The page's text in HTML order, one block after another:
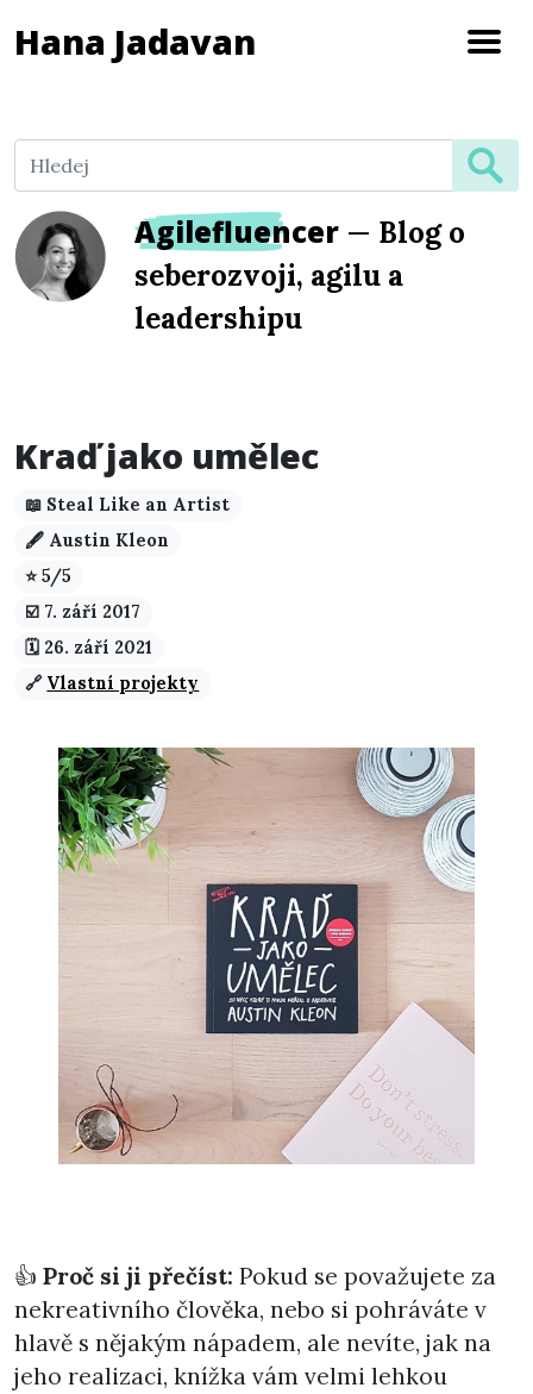
Hana Jadavan
Agilefluencer — Blog o
seberozvoji, agilu a
leadershipu
Kraď jako umělec
📖 Steal Like an Artist
🖋️ Austin Kleon
⭐ 5/5
☑️️ 7. září 2017
🗓️ 26. září 2021
🔗 Vlastní projekty
👍 Proč si ji přečíst: Pokud se považujete za
nekreativního člověka, nebo si pohráváte v
hlavě s nějakým nápadem, ale nevíte, jak na
jeho realizaci, knížka vám velmi lehkou